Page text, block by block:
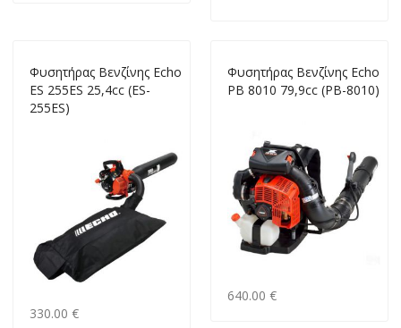
Φυσητήρας Βενζίνης Echo
ES 255ES 25,4cc (ES-
255ES)
330.00 €
Φυσητήρας Βενζίνης Echo
PB 8010 79,9cc (PB-8010)
640.00 €